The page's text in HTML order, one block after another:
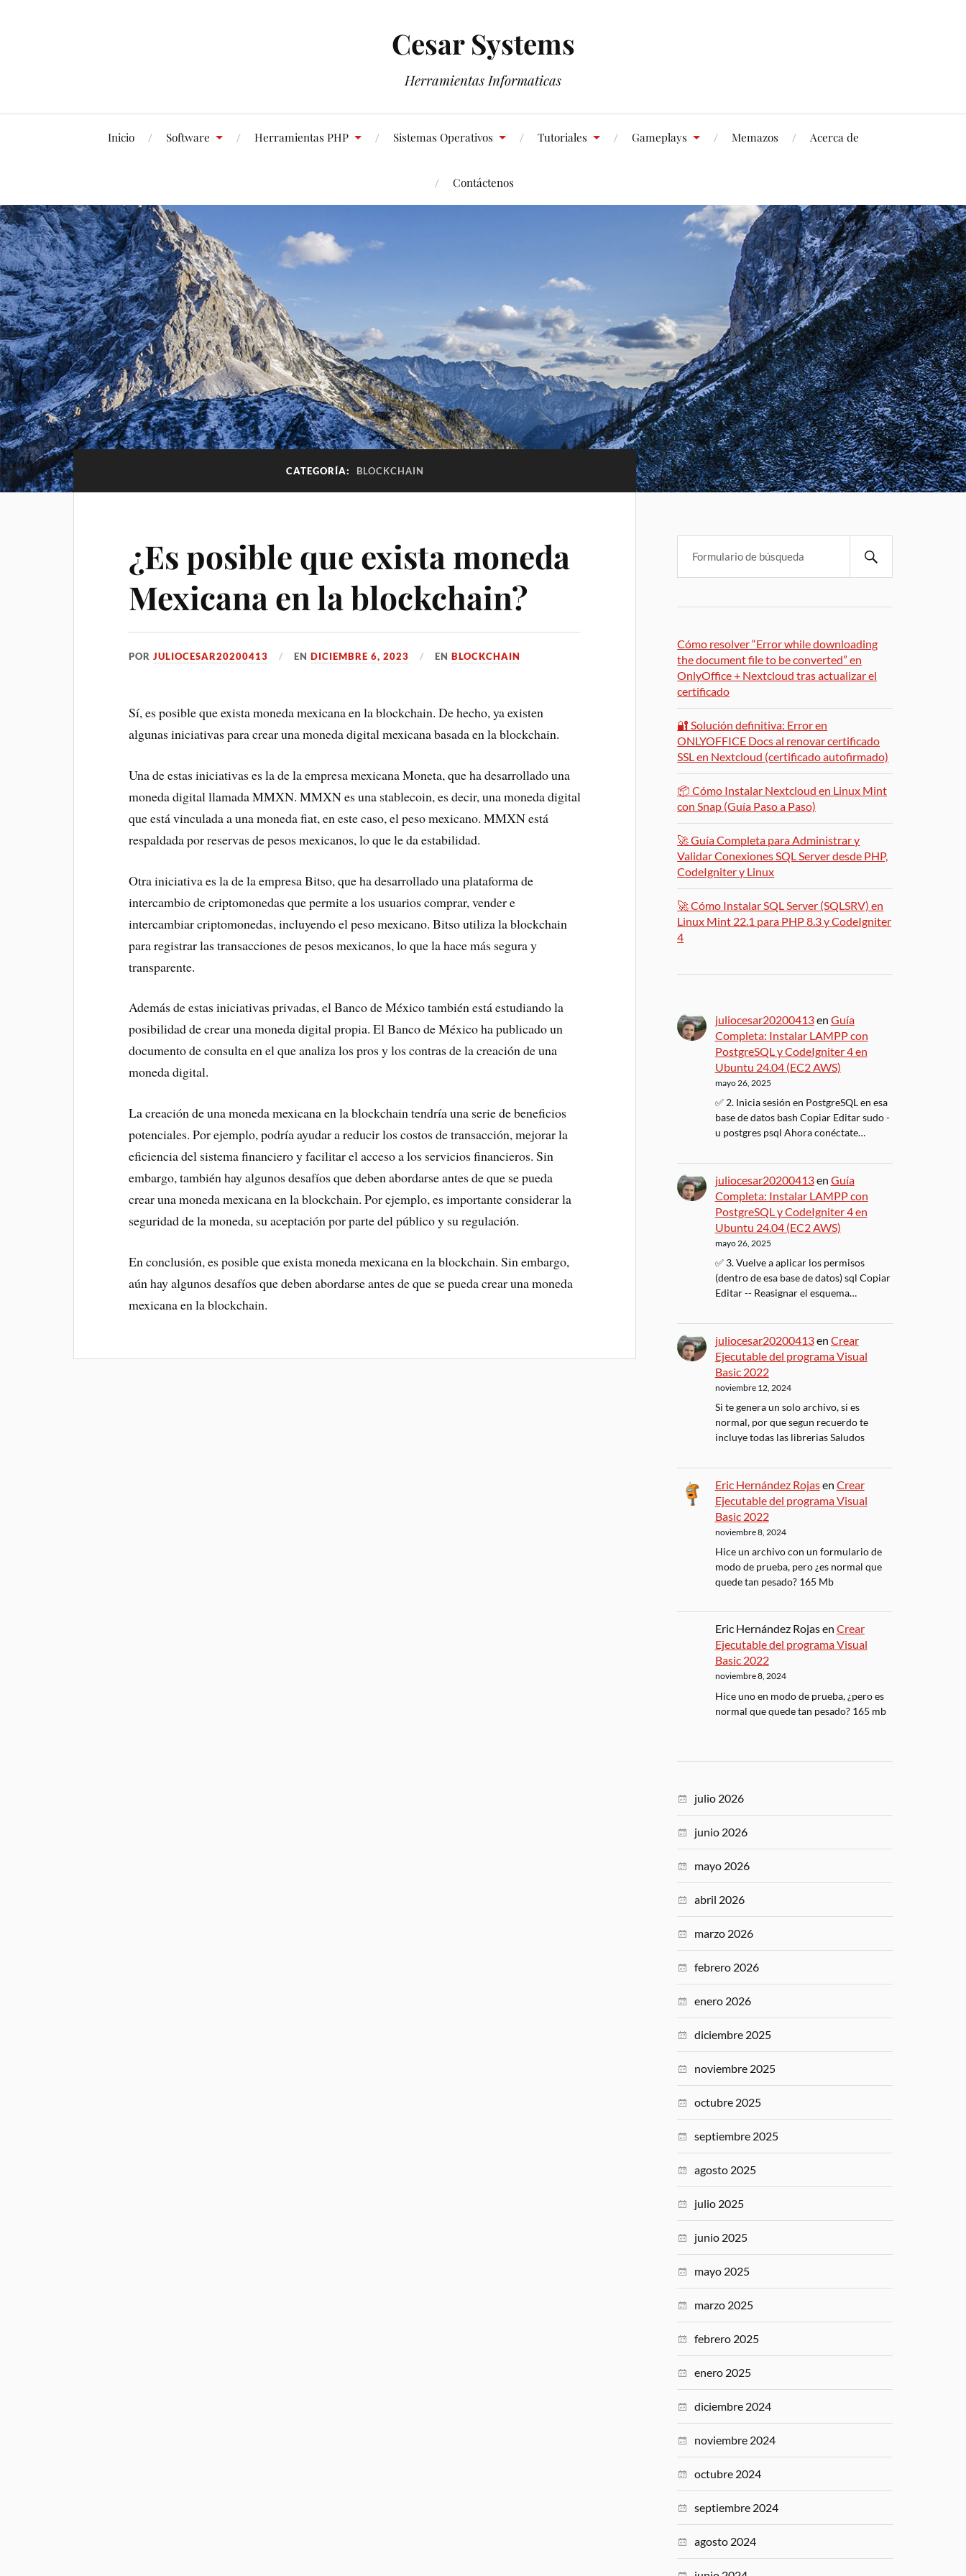
Cesar Systems
Herramientas Informaticas
Inicio Software Herramientas PHP Sistemas Operativos Tutoriales Gameplays Memazos Acerca de
Contáctenos
CATEGORÍA: BLOCKCHAIN
¿Es posible que exista moneda
Mexicana en la blockchain?
PORJULIOCESAR20200413 ENDICIEMBRE 6, 2023 ENBLOCKCHAIN
Sí, es posible que exista moneda mexicana en la blockchain. De hecho, ya existen
algunas iniciativas para crear una moneda digital mexicana basada en la blockchain.
Una de estas iniciativas es la de la empresa mexicana Moneta, que ha desarrollado una
moneda digital llamada MMXN. MMXN es una stablecoin, es decir, una moneda digital
que está vinculada a una moneda fiat, en este caso, el peso mexicano. MMXN está
respaldada por reservas de pesos mexicanos, lo que le da estabilidad.
Otra iniciativa es la de la empresa Bitso, que ha desarrollado una plataforma de
intercambio de criptomonedas que permite a los usuarios comprar, vender e
intercambiar criptomonedas, incluyendo el peso mexicano. Bitso utiliza la blockchain
para registrar las transacciones de pesos mexicanos, lo que la hace más segura y
transparente.
Además de estas iniciativas privadas, el Banco de México también está estudiando la
posibilidad de crear una moneda digital propia. El Banco de México ha publicado un
documento de consulta en el que analiza los pros y los contras de la creación de una
moneda digital.
La creación de una moneda mexicana en la blockchain tendría una serie de beneficios
potenciales. Por ejemplo, podría ayudar a reducir los costos de transacción, mejorar la
eficiencia del sistema financiero y facilitar el acceso a los servicios financieros. Sin
embargo, también hay algunos desafíos que deben abordarse antes de que se pueda
crear una moneda mexicana en la blockchain. Por ejemplo, es importante considerar la
seguridad de la moneda, su aceptación por parte del público y su regulación.
En conclusión, es posible que exista moneda mexicana en la blockchain. Sin embargo,
aún hay algunos desafíos que deben abordarse antes de que se pueda crear una moneda
mexicana en la blockchain.
Cómo resolver “Error while downloading
the document file to be converted” en
OnlyOffice + Nextcloud tras actualizar el
certificado
🔐 Solución definitiva: Error en
ONLYOFFICE Docs al renovar certificado
SSL en Nextcloud (certificado autofirmado)
📦 Cómo Instalar Nextcloud en Linux Mint
con Snap (Guía Paso a Paso)
🚀 Guía Completa para Administrar y
Validar Conexiones SQL Server desde PHP,
CodeIgniter y Linux
🚀 Cómo Instalar SQL Server (SQLSRV) en
Linux Mint 22.1 para PHP 8.3 y CodeIgniter
4
juliocesar20200413en Guía
Completa: Instalar LAMPP con
PostgreSQL y CodeIgniter 4 en
Ubuntu 24.04 (EC2 AWS)
mayo 26, 2025
✅ 2. Inicia sesión en PostgreSQL en esa
base de datos bash Copiar Editar sudo -
u postgres psql Ahora conéctate…
juliocesar20200413en Guía
Completa: Instalar LAMPP con
PostgreSQL y CodeIgniter 4 en
Ubuntu 24.04 (EC2 AWS)
mayo 26, 2025
✅ 3. Vuelve a aplicar los permisos
(dentro de esa base de datos) sql Copiar
Editar -- Reasignar el esquema…
juliocesar20200413en Crear
Ejecutable del programa Visual
Basic 2022
noviembre 12, 2024
Si te genera un solo archivo, si es
normal, por que segun recuerdo te
incluye todas las librerias Saludos
Eric Hernández Rojasen Crear
Ejecutable del programa Visual
Basic 2022
noviembre 8, 2024
Hice un archivo con un formulario de
modo de prueba, pero ¿es normal que
quede tan pesado? 165 Mb
Eric Hernández Rojasen Crear
Ejecutable del programa Visual
Basic 2022
noviembre 8, 2024
Hice uno en modo de prueba, ¿pero es
normal que quede tan pesado? 165 mb
julio 2026
junio 2026
mayo 2026
abril 2026
marzo 2026
febrero 2026
enero 2026
diciembre 2025
noviembre 2025
octubre 2025
septiembre 2025
agosto 2025
julio 2025
junio 2025
mayo 2025
marzo 2025
febrero 2025
enero 2025
diciembre 2024
noviembre 2024
octubre 2024
septiembre 2024
agosto 2024